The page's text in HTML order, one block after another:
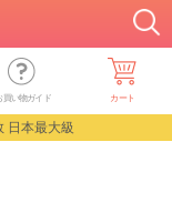
買い物ガイド カート
日本最大級